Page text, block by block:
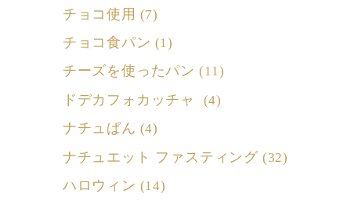
チョコ使用 (7)
チョコ食パン (1)
チーズを使ったパン (11)
ドデカフォカッチャ (4)
ナチュぱん (4)
ナチュエット ファスティング (32)
ハロウィン (14)